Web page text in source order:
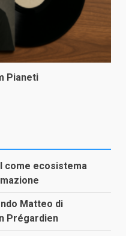
Pianeti
come ecosistema
Matteo di
Prégardien